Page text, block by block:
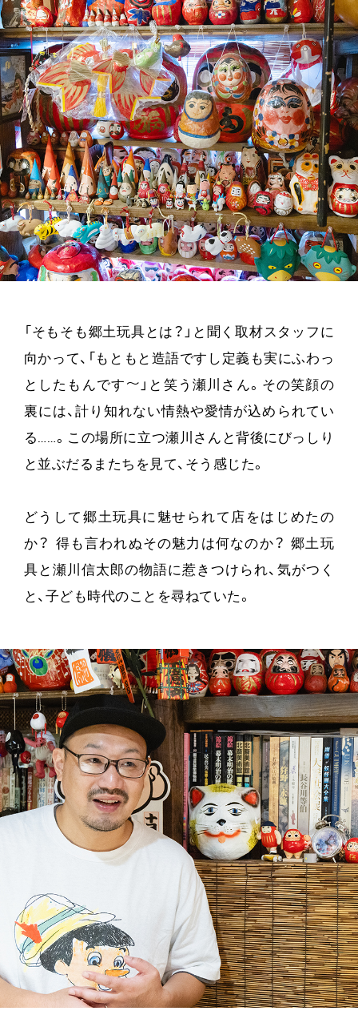
「そもそも郷土玩具とは？」と聞く取材スタッフに
向かって、「もともと造語ですし定義も実にふわっ
としたもんです〜」と笑う瀬川さん。その笑顔の
裏には、計り知れない情熱や愛情が込められてい
る……。この場所に立つ瀬川さんと背後にびっしり
と並ぶだるまたちを見て、そう感じた。
どうして郷土玩具に魅せられて店をはじめたの
か？ 得も言われぬその魅力は何なのか？ 郷土玩
具と瀬川信太郎の物語に惹きつけられ、気がつく
と、子ども時代のことを尋ねていた。